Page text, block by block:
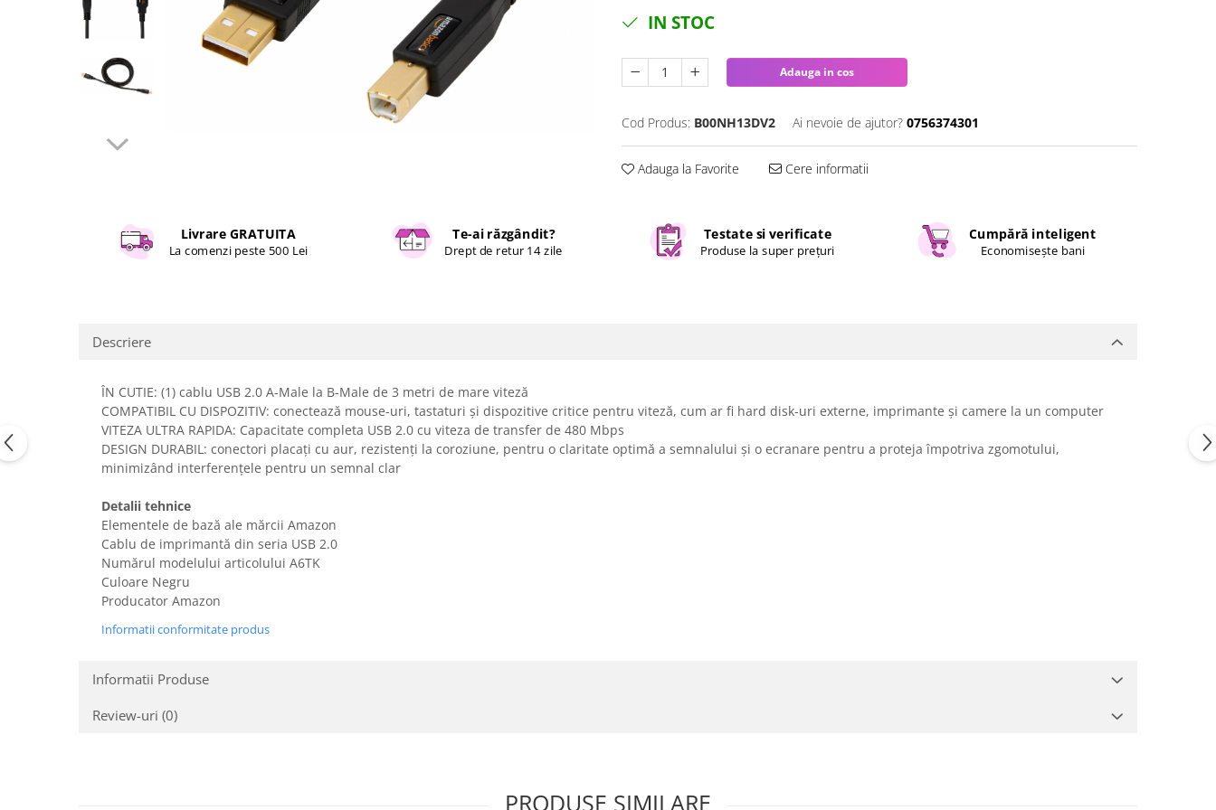
Curatenie si intretinere
Hobby-uri creative
Kit-uri automatizari porti si usi
Mobila Living & Dining
Organizare si depozitare
Textile si covoare
Uscatoare rufe
Utilaje si materiale de constructii
Laptop, Tablete & Telefoane
Accesorii tablete
Laptopuri si Accesorii
Telefoane Mobile & accesorii
Wearable & Gadgeturi
Electrocasnice & Climatizare
Accesorii si piese masini spalat
rufe si uscatoare
IN STOC
Adauga in cos
Cod Produs: B00NH13DV2 Ai nevoie de ajutor? 0756374301
Adauga la Favorite Cere informatii
Livrare GRATUITA
La comenzi peste 500 Lei
Te-ai răzgândit?
Drept de retur 14 zile
Testate si verificate
Produse la super prețuri
Cumpără inteligent
Economisește bani
Descriere
ÎN CUTIE: (1) cablu USB 2.0 A-Male la B-Male de 3 metri de mare viteză
COMPATIBIL CU DISPOZITIV: conectează mouse-uri, tastaturi și dispozitive critice pentru viteză, cum ar fi hard disk-uri externe, imprimante și camere la un computer
VITEZA ULTRA RAPIDA: Capacitate completa USB 2.0 cu viteza de transfer de 480 Mbps
DESIGN DURABIL: conectori placați cu aur, rezistenți la coroziune, pentru o claritate optimă a semnalului și o ecranare pentru a proteja împotriva zgomotului,
minimizând interferențele pentru un semnal clar
Detalii tehnice
Elementele de bază ale mărcii Amazon
Cablu de imprimantă din seria USB 2.0
Numărul modelului articolului ‎A6TK
Culoare Negru
Producator Amazon
Informatii conformitate produs
Informatii Produse
Review-uri (0)
PRODUSE SIMILARE